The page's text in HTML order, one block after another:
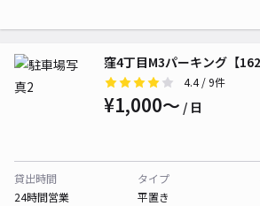
窪4丁目M3パーキング【
4.4/ 9件
¥1,000〜 / 日
貸出時間
24時間営業
タイプ
平置き